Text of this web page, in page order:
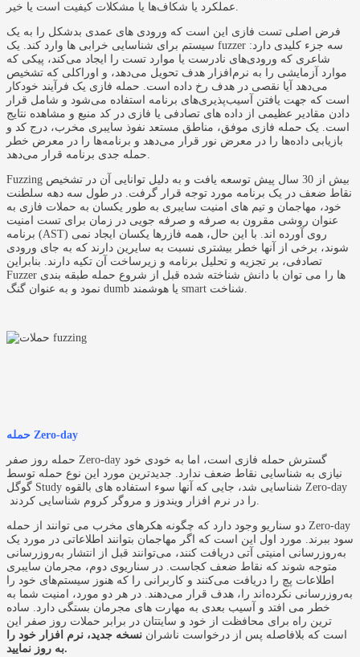
فرض اصلی تست فازی این است که ورودی های عمدی بدشکل را به یک
سیستم برای شناسایی خرابی ها وارد کند. یک fuzzer سه جزء کلیدی دارد:
شاعری که ورودی‌های نادرست یا موارد تست را ایجاد می‌کند، پیکی که
موارد آزمایشی را به نرم‌افزار هدف تحویل می‌دهد، و اوراکلی که تشخیص
می‌دهد آیا نقصی در هدف رخ داده است. حمله فازی یک فرآیند خودکار
است که جهت یافتن آسیب‌پذیری‌های برنامه استفاده می‌شود و شامل قرار
دادن مقادیر عظیمی از داده های تصادفی یا فازی در کد منبع و مشاهده نتایج
است. یک حمله فازی موفق، مناطق مستعد نفوذ سایبری مخرب، درج کد و
بازیابی داده‌ها را در معرض نور قرار می‌دهد و برنامه‌ها را در معرض خطر
Fuzzing بیش از 30 سال پیش توسعه یافت و به دلیل توانایی آن در تشخیص
نقاط ضعف در یک برنامه مورد توجه قرار گرفت. در طول سه دهه سلطنت
خود، مهاجمان و تیم های امنیت سایبری به طور یکسان به حملات فازی به
عنوان روشی مقرون به صرفه و صرفه جویی در زمان برای تست امنیت
برنامه (AST) روی آورده اند. با این حال، همه فازرها یکسان ایجاد نمی
شوند، برخی از آنها خطر بیشتری نسبت به سایرین دارند که به جای ورودی
تصادفی، بر تجزیه و تحلیل برنامه و زیرساخت آن تکیه دارند. بنابراین
Fuzzer ها را می توان با دانش شناخته شده قبل از شروع حمله طبقه بندی
حمله Zero-day
حمله روز صفر Zero-day گسترش حمله فازی است، اما به خودی خود
نیازی به شناسایی نقاط ضعف ندارد. جدیدترین مورد این نوع حمله توسط
گوگل Study شناسایی شد، جایی که آنها سوء استفاده های بالقوه Zero-day
دو سناریو وجود دارد که چگونه هکرهای مخرب می توانند از حمله Zero-day
سود ببرند. مورد اول این است که اگر مهاجمان بتوانند اطلاعاتی در مورد یک
به‌روزرسانی امنیتی آتی دریافت کنند، می‌توانند قبل از انتشار به‌روزرسانی
متوجه شوند که نقاط ضعف کجاست. در سناریوی دوم، مجرمان سایبری
اطلاعات پچ را دریافت می‌کنند و کاربرانی را که هنوز سیستم‌های خود را
به‌روزرسانی نکرده‌اند را، هدف قرار می‌دهند. در هر دو مورد، امنیت شما به
خطر می افتد و آسیب بعدی به مهارت های مجرمان بستگی دارد. ساده
ترین راه برای محافظت از خود و سایتتان در برابر حملات روز صفر این
است که بلافاصله پس از درخواست ناشران نسخه جدید، نرم افزار خود را
به روز نمایید.